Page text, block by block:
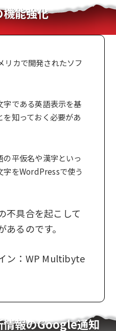
能強化
リカで開発されたソフ
字である英語表示を基
知っておく必要があ
の平仮名や漢字といっ
字をWordPressで使う
不具合を起こして
るのです。
ン：WP Multibyte
報のGoogle通知